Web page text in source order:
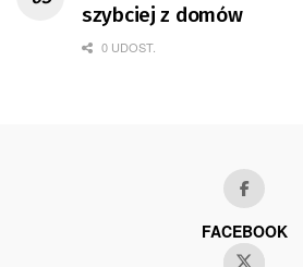
szybciej z domów
0 UDOST.
FACEBOOK